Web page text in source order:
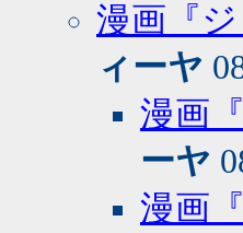
漫画『
ィーヤ
漫画
ーヤ
漫画